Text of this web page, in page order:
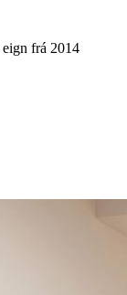
frá 2014